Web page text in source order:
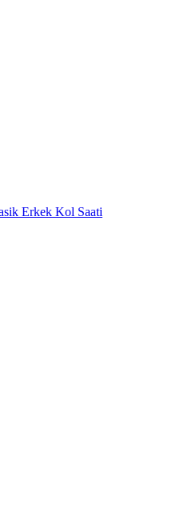
Erkek Kol Saati